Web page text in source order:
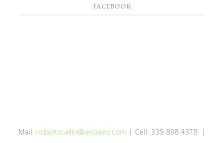
FACEBOOK
Mail: roberto.alloi@enoevo.com | Cell: 339 898 4378 |